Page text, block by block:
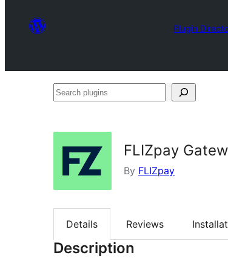
Plugin
Search
FLIZpay
By FLIZpay
Details Reviews
Description